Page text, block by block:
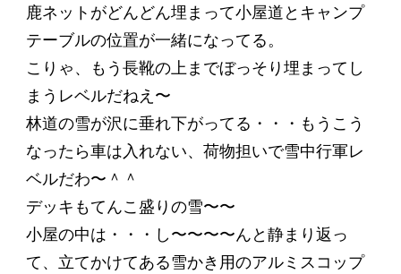
鹿ネットがどんどん埋まって小屋道とキャンプ
テーブルの位置が一緒になってる。
こりゃ、もう長靴の上までぼっそり埋まってし
まうレベルだねえ〜
林道の雪が沢に垂れ下がってる・・・もうこう
なったら車は入れない、荷物担いで雪中行軍レ
ベルだわ〜＾＾
デッキもてんこ盛りの雪〜〜
小屋の中は・・・し〜〜〜〜んと静まり返っ
て、立てかけてある雪かき用のアルミスコップ